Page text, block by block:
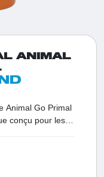
ANIMAL
Animal Go Primal
conçu pour les
il est l'outil
vos shakes de
pré-workouts